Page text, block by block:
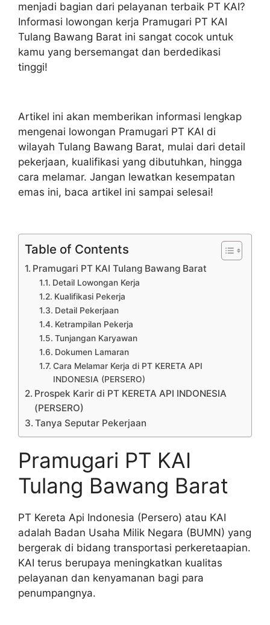
menjadi bagian dari pelayanan terbaik PT KAI?
Informasi lowongan kerja Pramugari PT KAI
Tulang Bawang Barat ini sangat cocok untuk
kamu yang bersemangat dan berdedikasi
tinggi!
Artikel ini akan memberikan informasi lengkap
mengenai lowongan Pramugari PT KAI di
wilayah Tulang Bawang Barat, mulai dari detail
pekerjaan, kualifikasi yang dibutuhkan, hingga
cara melamar. Jangan lewatkan kesempatan
emas ini, baca artikel ini sampai selesai!
Table of Contents
Pramugari PT KAI Tulang Bawang Barat
Detail Lowongan Kerja
Kualifikasi Pekerja
Detail Pekerjaan
Ketrampilan Pekerja
Tunjangan Karyawan
Dokumen Lamaran
Cara Melamar Kerja di PT KERETA API
INDONESIA (PERSERO)
Prospek Karir di PT KERETA API INDONESIA
(PERSERO)
Tanya Seputar Pekerjaan
Pramugari PT KAI
Tulang Bawang Barat
PT Kereta Api Indonesia (Persero) atau KAI
adalah Badan Usaha Milik Negara (BUMN) yang
bergerak di bidang transportasi perkeretaapian.
KAI terus berupaya meningkatkan kualitas
pelayanan dan kenyamanan bagi para
penumpangnya.